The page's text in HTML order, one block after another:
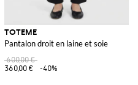
TOTEME
Pantalon droit en laine et soie
600,00 €
360,00 €
-40%